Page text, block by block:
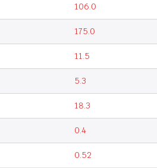
106.0
175.0
11.5
5.3
18.3
0.4
0.52